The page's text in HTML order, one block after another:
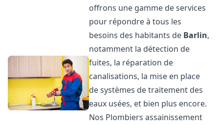
offrons une gamme de services
pour répondre à tous les
besoins des habitants de Barlin,
notamment la détection de
fuites, la réparation de
canalisations, la mise en place
de systèmes de traitement des
eaux usées, et bien plus encore.
Nos Plombiers assainissement